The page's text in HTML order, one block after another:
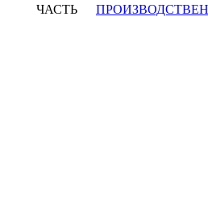
ЧАСТЬ